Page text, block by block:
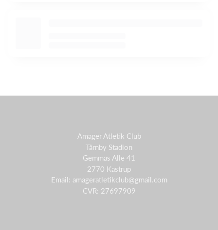
Amager Atletik Club
Tårnby Stadion
Gemmas Alle 41
2770 Kastrup
Email: amageratletikclub@gmail.com
CVR: 27697909